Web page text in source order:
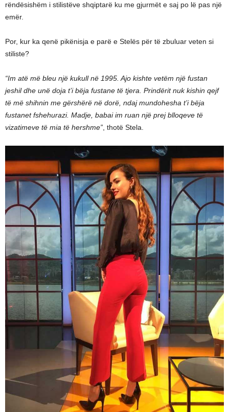
rëndësishëm i stilistëve shqiptarë ku me gjurmët e saj po lë pas një
emër.
Por, kur ka qenë pikënisja e parë e Stelës për të zbuluar veten si
stiliste?
“Im atë më bleu një kukull në 1995. Ajo kishte vetëm një fustan
jeshil dhe unë doja t’i bëja fustane të tjera. Prindërit nuk kishin qejf
të më shihnin me gërshërë në dorë, ndaj mundohesha t’i bëja
fustanet fshehurazi. Madje, babai im ruan një prej blloqeve të
vizatimeve të mia të hershme” , thotë Stela.